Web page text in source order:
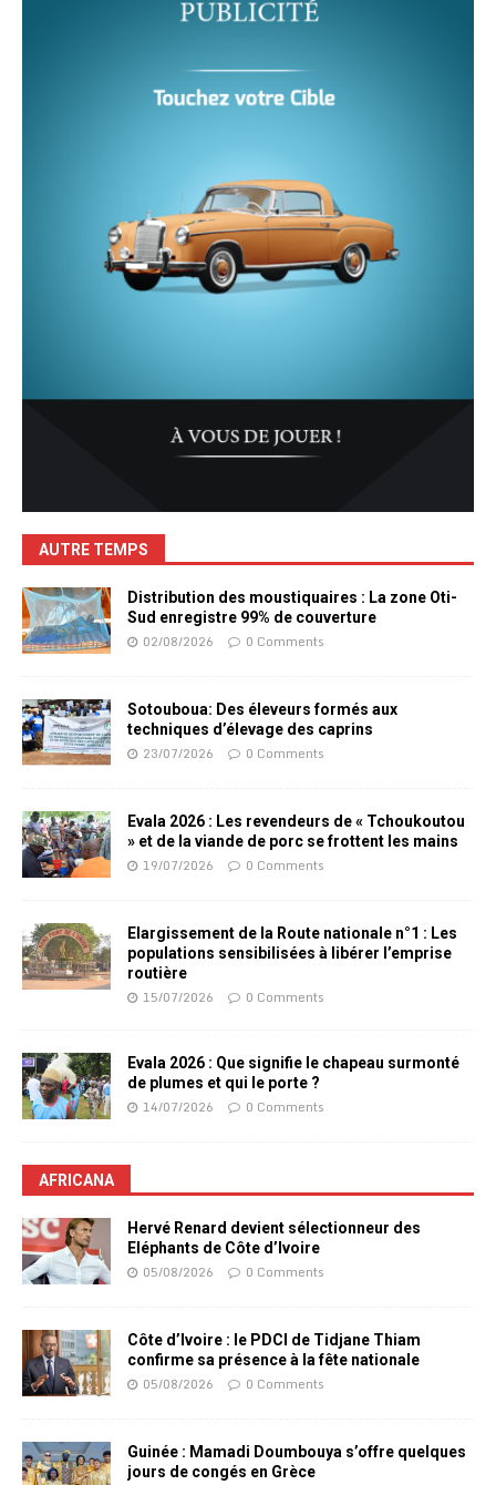
AUTRE TEMPS
Distribution des moustiquaires : La zone Oti-
Sud enregistre 99% de couverture
02/08/2026 0 Comments
Sotouboua: Des éleveurs formés aux
techniques d’élevage des caprins
23/07/2026 0 Comments
Evala 2026 : Les revendeurs de « Tchoukoutou
» et de la viande de porc se frottent les mains
19/07/2026 0 Comments
Elargissement de la Route nationale n°1 : Les
populations sensibilisées à libérer l’emprise
routière
15/07/2026 0 Comments
Evala 2026 : Que signifie le chapeau surmonté
de plumes et qui le porte ?
14/07/2026 0 Comments
AFRICANA
Hervé Renard devient sélectionneur des
Eléphants de Côte d’Ivoire
05/08/2026 0 Comments
Côte d’Ivoire : le PDCI de Tidjane Thiam
confirme sa présence à la fête nationale
05/08/2026 0 Comments
Guinée : Mamadi Doumbouya s’offre quelques
jours de congés en Grèce